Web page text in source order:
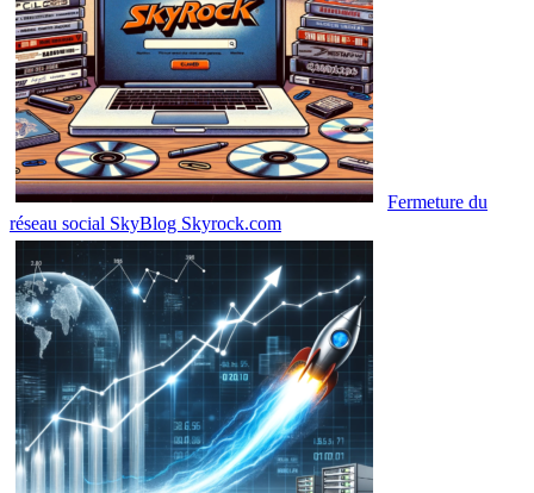
Fermeture du
réseau social SkyBlog Skyrock.com